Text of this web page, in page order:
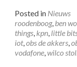
Posted in Nieuws
roodenboog, ben
things, kpn, little
iot,obs de akkers,
vodafone,wilco